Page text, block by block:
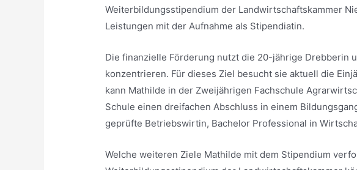
Weiterbildungsstipendium der Landwirtschaftskammer
Leistungen mit der Aufnahme als Stipendiatin.
Die finanzielle Förderung nutzt die 20-jährige Drebberin
konzentrieren. Für dieses Ziel besucht sie aktuell die
kann Mathilde in der Zweijährigen Fachschule
Schule einen dreifachen Abschluss in einem
geprüfte Betriebswirtin, Bachelor Professional in
Welche weiteren Ziele Mathilde mit dem Stipendium